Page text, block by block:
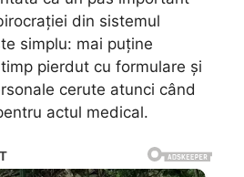
din sistemul
simplu: mai puține
pierdut cu formulare și
cerute atunci când
actul medical.